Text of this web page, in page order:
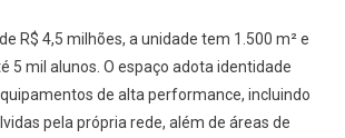
R$ 4,5 milhões, a unidade tem 1.500 m² e
5 mil alunos. O espaço adota identidade
de alta performance, incluindo
pela própria rede, além de áreas de